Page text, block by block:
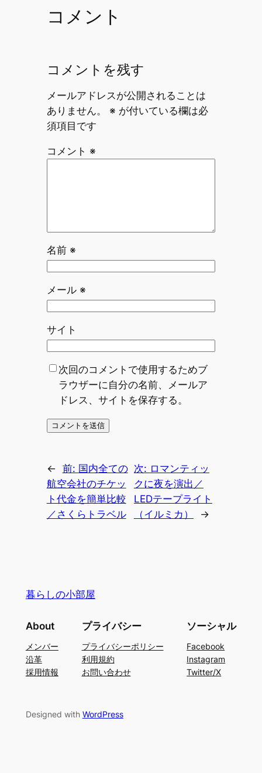
コメント
コメントを残す
メールアドレスが公開されることは
ありません。
※ が付いている欄は必
須項目です
コメント ※
名前 ※
メール ※
サイト
次回のコメントで使用するためブ
ラウザーに自分の名前、メールア
ドレス、サイトを保存する。
← 前: 国内全ての
航空会社のチケッ
ト代金を簡単比較
／さくらトラベル
次: ロマンティッ
クに夜を演出／
LEDテープライト
（イルミカ）
→
暮らしの小部屋
About
メンバー
沿革
採用情報
プライバシー
プライバシーポリシー
利用規約
お問い合わせ
ソーシャル
Facebook
Instagram
Twitter/X
Designed with WordPress